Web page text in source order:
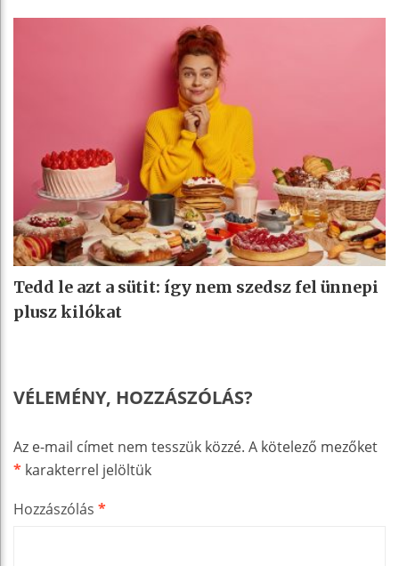
Tedd le azt a sütit: így nem szedsz fel ünnepi
plusz kilókat
VÉLEMÉNY, HOZZÁSZÓLÁS?
Az e-mail címet nem tesszük közzé. A kötelező mezőket
* karakterrel jelöltük
Hozzászólás *